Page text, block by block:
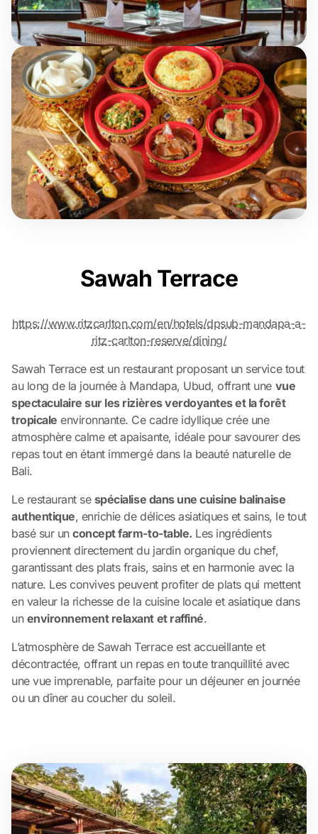
Sawah Terrace
https://www.ritzcarlton.com/en/hotels/dpsub-mandapa-a-
ritz-carlton-reserve/dining/
Sawah Terrace est un restaurant proposant un service tout
au long de la journée à Mandapa, Ubud, offrant une vue
spectaculaire sur les rizières verdoyantes et la forêt
tropicale environnante. Ce cadre idyllique crée une
atmosphère calme et apaisante, idéale pour savourer des
repas tout en étant immergé dans la beauté naturelle de
Bali.
Le restaurant se spécialise dans une cuisine balinaise
authentique, enrichie de délices asiatiques et sains, le tout
basé sur unconcept farm-to-table. Les ingrédients
proviennent directement du jardin organique du chef,
garantissant des plats frais, sains et en harmonie avec la
nature. Les convives peuvent profiter de plats qui mettent
en valeur la richesse de la cuisine locale et asiatique dans
un environnement relaxant et raffiné.
L’atmosphère de Sawah Terrace est accueillante et
décontractée, offrant un repas en toute tranquillité avec
une vue imprenable, parfaite pour un déjeuner en journée
ou un dîner au coucher du soleil.